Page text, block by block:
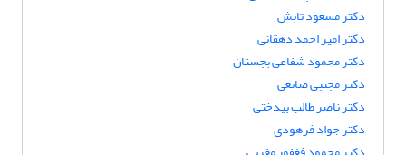
دکتر مسعود تابش
دکتر امیر احمد دهقانی
دکتر محمود شفاعی بجستان
دکتر مجتبی صانعی
دکتر ناصر طالب بیدختی
دکتر جواد فرهودی